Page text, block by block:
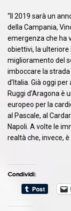
“Il 2019 sarà un
della Campania,
emergenza che ha
obiettivi, la ulteriore
miglioramento del
imboccare la
d’Italia. Già oggi
Ruggi d’Aragona è
europeo per la
al Pascale, al
Napoli. A volte le
realtà che, invece,
Condividi: